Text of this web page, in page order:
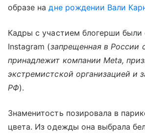
образе надне рождении Вали
Кадры с участием блогерши были
Instagram (запрещенная в России
принадлежит компании Meta,
экстремистской организацией и
РФ).
Знаменитость позировала в
цвета. Из одежды она выбрала